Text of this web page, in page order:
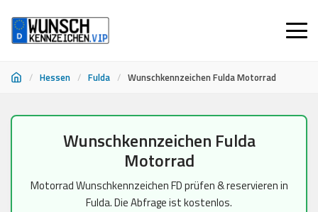
/ Hessen / Fulda / Wunschkennzeichen Fulda Motorrad
Wunschkennzeichen Fulda
Motorrad
Motorrad Wunschkennzeichen FD prüfen & reservieren in
Fulda. Die Abfrage ist kostenlos.